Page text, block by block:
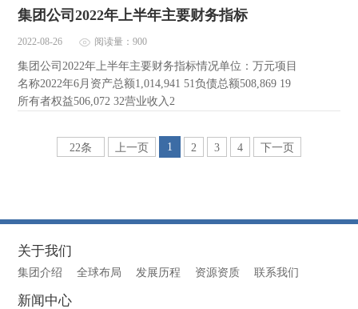
集团公司2022年上半年主要财务指标
2022-08-26 阅读量：900
集团公司2022年上半年主要财务指标情况单位：万元项目
名称2022年6月资产总额1,014,941 51负债总额508,869 19
所有者权益506,072 32营业收入2
22条 上一页 1 2 3 4 下一页
关于我们
集团介绍 全球布局 发展历程 资源资质 联系我们
新闻中心